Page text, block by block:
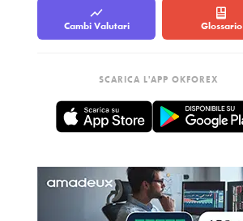
Cambi Valutari Glossario
SCARICA L'APP OKFOREX